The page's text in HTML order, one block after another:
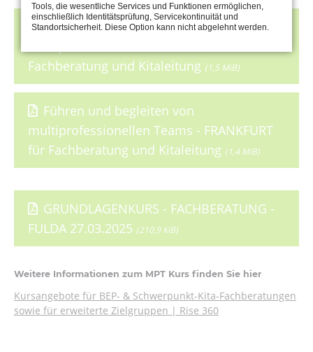
Führen und Begleiten von
Fachberatung und Kitaleitung (1,5 MiB)
Führen und begleiten von
multiprofessionellen Teams - FRANKFURT
für Fachberatung und Kitaleitung (1,4 MiB)
GRUNDLAGENKURS - FACHBERATUNG -
FULDA 27.03.2025 (210,9 KiB)
Weitere Informationen zum MPT Kurs finden Sie hier
Kursangebote für BEP- & Schwerpunkt-Kita-Fachberatungen
sowie für erweiterte Zielgruppen | Rise 360
Tools, die wesentliche Services und Funktionen ermöglichen,
einschließlich Identitätsprüfung, Servicekontinuität und
Standortsicherheit. Diese Option kann nicht abgelehnt werden.